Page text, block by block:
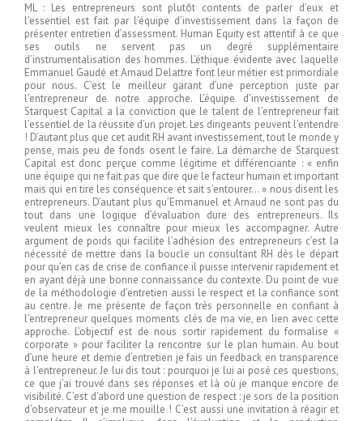
ML : Les entrepreneurs sont plutôt contents de parler d’eux et
l’essentiel est fait par l’équipe d’investissement dans la façon de
présenter entretien d’assessment. Human Equity est attentif à ce que
ses outils ne servent pas un degré supplémentaire
d’instrumentalisation des hommes. L’éthique évidente avec laquelle
Emmanuel Gaudé et Arnaud Delattre font leur métier est primordiale
pour nous. C’est le meilleur garant d’une perception juste par
l’entrepreneur de notre approche. L’équipe d’investissement de
Starquest Capital a la conviction que le talent de l’entrepreneur fait
l’essentiel de la réussite d’un projet. Les dirigeants peuvent l’entendre
! D’autant plus que cet audit RH avant investissement, tout le monde y
pense, mais peu de fonds osent le faire. La démarche de Starquest
Capital est donc perçue comme légitime et différenciante : « enfin
une équipe qui ne fait pas que dire que le facteur humain et important
mais qui en tire les conséquence et sait s’entourer… » nous disent les
entrepreneurs. D’autant plus qu’Emmanuel et Arnaud ne sont pas du
tout dans une logique d’évaluation dure des entrepreneurs. Ils
veulent mieux les connaître pour mieux les accompagner. Autre
argument de poids qui facilite l’adhésion des entrepreneurs c’est la
nécessité de mettre dans la boucle un consultant RH dès le départ
pour qu’en cas de crise de confiance il puisse intervenir rapidement et
en ayant déjà une bonne connaissance du contexte. Du point de vue
de la méthodologie d’entretien aussi le respect et la confiance sont
au centre. Je me présente de façon très personnelle en confiant à
l’entrepreneur quelques moments clés de ma vie, en lien avec cette
approche. L’objectif est de nous sortir rapidement du formalise «
corporate » pour faciliter la rencontre sur le plan humain. Au bout
d’une heure et demie d’entretien je fais un feedback en transparence
à l’entrepreneur. Je lui dis tout : pourquoi je lui ai posé ces questions,
ce que j’ai trouvé dans ses réponses et là où je manque encore de
visibilité. C’est d’abord une question de respect : je sors de la position
d’observateur et je me mouille ! C’est aussi une invitation à réagir et